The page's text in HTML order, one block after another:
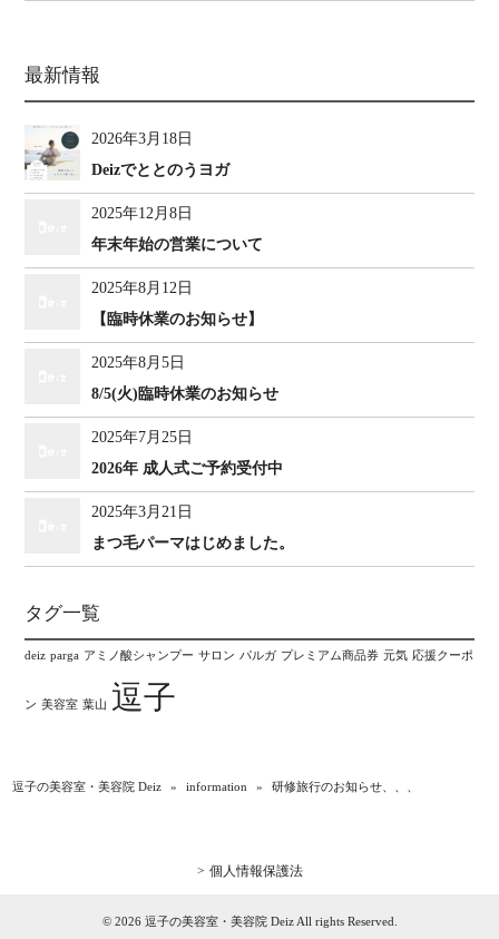
最新情報
2026年3月18日
Deizでととのうヨガ
2025年12月8日
年末年始の営業について
2025年8月12日
【臨時休業のお知らせ】
2025年8月5日
8/5(火)臨時休業のお知らせ
2025年7月25日
2026年 成人式ご予約受付中
2025年3月21日
まつ毛パーマはじめました。
タグ一覧
deiz parga アミノ酸シャンプー サロン パルガ プレミアム商品券 元気 応援クーポ
ン 美容室 葉山 逗子
逗子の美容室・美容院 Deiz » information » 研修旅行のお知らせ、、、
個人情報保護法
© 2026 逗子の美容室・美容院 Deiz All rights Reserved.